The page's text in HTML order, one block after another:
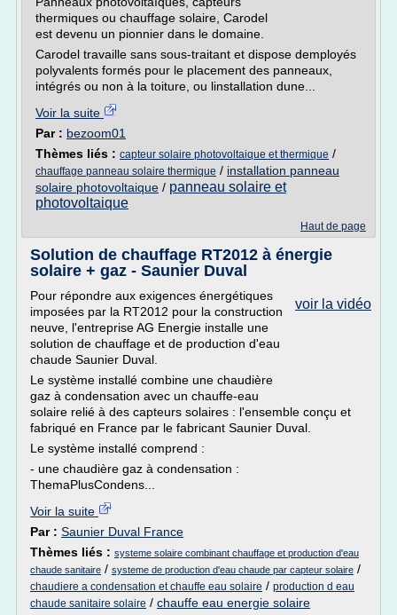
thermiques ou chauffage solaire, Carodel
est devenu un pionnier dans le domaine.
Carodel travaille sans sous-traitant et dispose demployés
polyvalents formés pour le placement des panneaux,
intégrés ou non à la toiture, ou linstallation dune...
Voir la suite
Par : bezoom01
Thèmes liés : capteur solaire photovoltaique et thermique /
chauffage panneau solaire thermique / installation panneau
solaire photovoltaique / panneau solaire et
photovoltaique
Haut de page
Solution de chauffage RT2012 à énergie
solaire + gaz - Saunier Duval
voir la vidéo
Pour répondre aux exigences énergétiques
imposées par la RT2012 pour la construction
neuve, l'entreprise AG Energie installe une
solution de chauffage et de production d'eau
chaude Saunier Duval.
Le système installé combine une chaudière
gaz à condensation avec un chauffe-eau
solaire relié à des capteurs solaires : l'ensemble conçu et
fabriqué en France par le fabricant Saunier Duval.
Le système installé comprend :
- une chaudière gaz à condensation :
ThemaPlusCondens...
Voir la suite
Par : Saunier Duval France
Thèmes liés : systeme solaire combinant chauffage et production d'eau
chaude sanitaire / systeme de production d'eau chaude par capteur solaire /
chaudiere a condensation et chauffe eau solaire / production d eau
chaude sanitaire solaire / chauffe eau energie solaire